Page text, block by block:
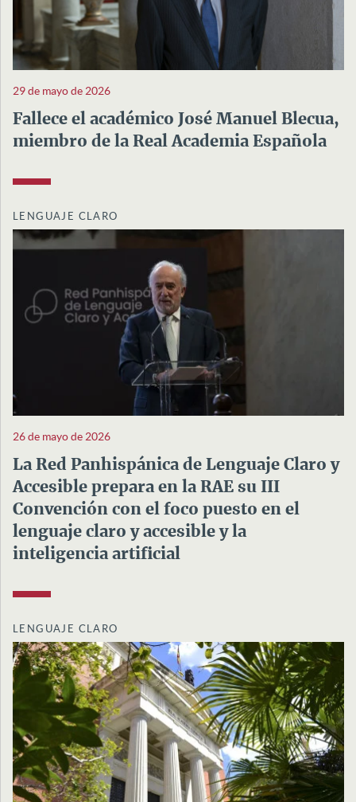
29 de mayo de 2026
Fallece el académico José Manuel Blecua,
miembro de la Real Academia Española
LENGUAJE CLARO
26 de mayo de 2026
La Red Panhispánica de Lenguaje Claro y
Accesible prepara en la RAE su III
Convención con el foco puesto en el
lenguaje claro y accesible y la
inteligencia artificial
LENGUAJE CLARO